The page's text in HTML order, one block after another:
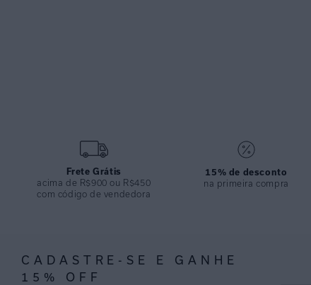
Frete Grátis
acima de R$900 ou R$450
com código de vendedora
15% de desconto
na primeira compra
CADASTRE-SE E GANHE
15% OFF